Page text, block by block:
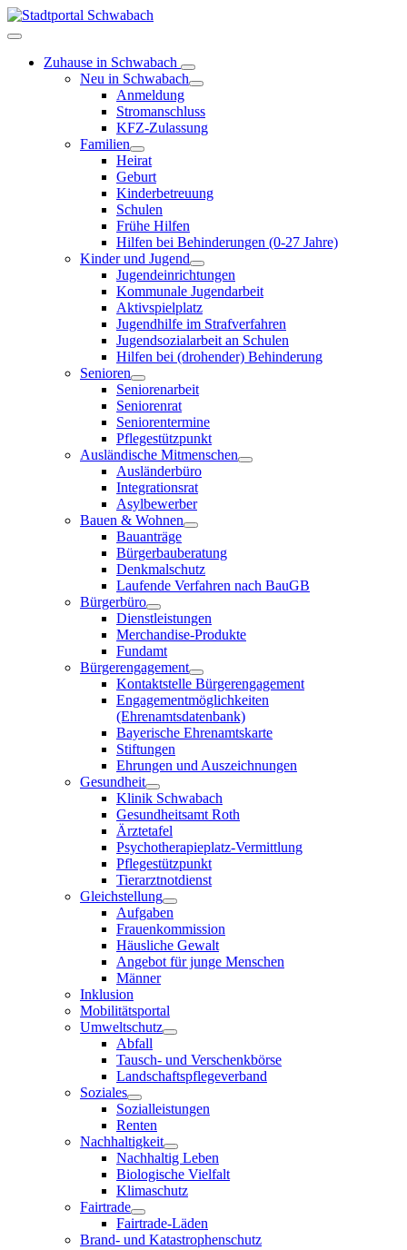
Zuhause in Schwabach
Neu in Schwabach
Anmeldung
Stromanschluss
KFZ-Zulassung
Familien
Heirat
Geburt
Kinderbetreuung
Schulen
Frühe Hilfen
Hilfen bei Behinderungen (0-27 Jahre)
Kinder und Jugend
Jugendeinrichtungen
Kommunale Jugendarbeit
Aktivspielplatz
Jugendhilfe im Strafverfahren
Jugendsozialarbeit an Schulen
Hilfen bei (drohender) Behinderung
Senioren
Seniorenarbeit
Seniorenrat
Seniorentermine
Pflegestützpunkt
Ausländische Mitmenschen
Ausländerbüro
Integrationsrat
Asylbewerber
Bauen & Wohnen
Bauanträge
Bürgerbauberatung
Denkmalschutz
Laufende Verfahren nach BauGB
Bürgerbüro
Dienstleistungen
Merchandise-Produkte
Fundamt
Bürgerengagement
Kontaktstelle Bürgerengagement
Engagementmöglichkeiten
(Ehrenamtsdatenbank)
Bayerische Ehrenamtskarte
Stiftungen
Ehrungen und Auszeichnungen
Gesundheit
Klinik Schwabach
Gesundheitsamt Roth
Ärztetafel
Psychotherapieplatz-Vermittlung
Pflegestützpunkt
Tierarztnotdienst
Gleichstellung
Aufgaben
Frauenkommission
Häusliche Gewalt
Angebot für junge Menschen
Männer
Inklusion
Mobilitätsportal
Umweltschutz
Abfall
Tausch- und Verschenkbörse
Landschaftspflegeverband
Soziales
Sozialleistungen
Renten
Nachhaltigkeit
Nachhaltig Leben
Biologische Vielfalt
Klimaschutz
Fairtrade
Fairtrade-Läden
Brand- und Katastrophenschutz